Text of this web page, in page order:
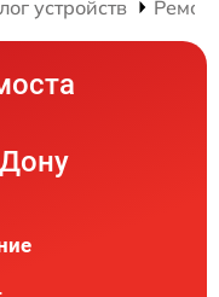
устройств